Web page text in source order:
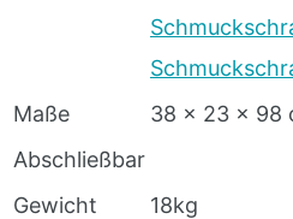
Maße
38 x 23 x 98
Abschließbar
Gewicht
18kg